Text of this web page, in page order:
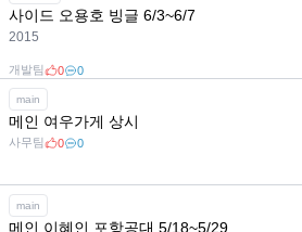
사이드 오용호 빙글 6/3~6/7
2015
개발팀 0 0
main
메인 여우가게 상시
사무팀 0 0
main
메인 이혜인 포항공대 5/18~5/29